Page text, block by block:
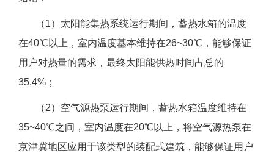
（1）太阳能集热系统运行期间，蓄热水箱的温度
在40℃以上，室内温度基本维持在26~30℃，能够保证
用户对热量的需求，最终太阳能供热时间占总的
35.4%；
（2）空气源热泵运行期间，蓄热水箱温度维持在
35~40℃之间，室内温度在20℃以上，将空气源热泵在
京津冀地区应用于该类型的装配式建筑，能够保证用户